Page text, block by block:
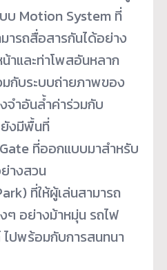
บบ Motion System ที่
ารถสื่อสารกันได้อย่าง
าและท่าโพสอันหลาก
มกับระบบถ่ายภาพของ
จำอันล้ำค่าร่วมกับ
งมีพื้นที่
ที่ออกแบบมาสำหรับ
างสวน
ที่ให้ผู้เล่นสามารถ
ๆ อย่างม้าหมุ่น รถไฟ
ไปพร้อมกับการสนทนา